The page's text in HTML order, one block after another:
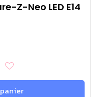
Z-Neo LED E14